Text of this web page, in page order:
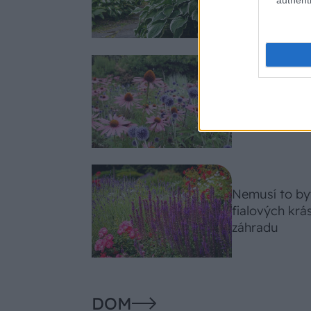
celosezónny
Tieto
Nemusí to
fialových
záhradu
DOM